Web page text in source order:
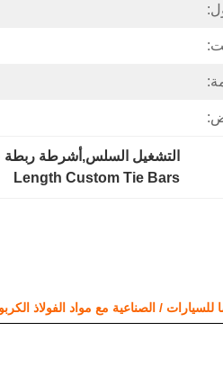
التشغيل السلس,أشرطة
Length Custom Tie Bars
للسيارات / الصناعية مع مواد الفولاذ